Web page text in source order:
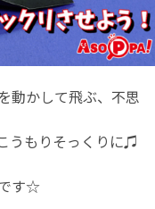
動かして飛ぶ、不思
うもりそっくりに♫
す☆